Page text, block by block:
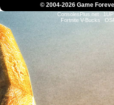
© 2004-2026 Game
ConsolesPlus.net 1UP
Fortnite V-Bucks